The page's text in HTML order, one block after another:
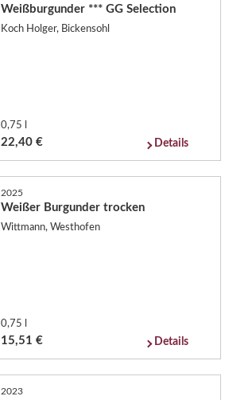
Weißburgunder *** GG Selection
Koch Holger, Bickensohl
0,75 l
22,40 € Details
2025
Weißer Burgunder trocken
Wittmann, Westhofen
0,75 l
15,51 € Details
2023